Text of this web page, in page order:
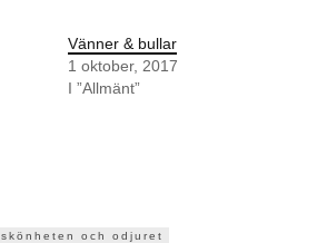
Vänner & bullar
1 oktober, 2017
I ”Allmänt”
skönheten och odjuret